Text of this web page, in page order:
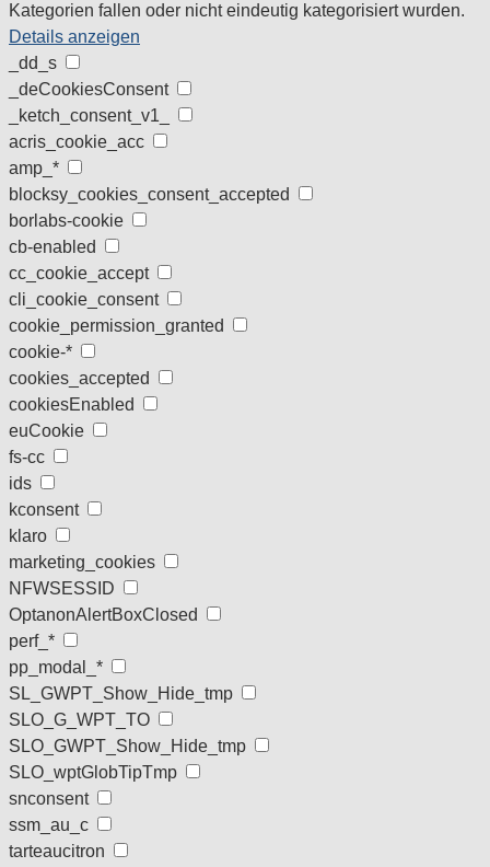
Kategorien fallen oder nicht eindeutig kategorisiert wurden.
Details anzeigen
_dd_s
_deCookiesConsent
_ketch_consent_v1_
acris_cookie_acc
amp_*
blocksy_cookies_consent_accepted
borlabs-cookie
cb-enabled
cc_cookie_accept
cli_cookie_consent
cookie_permission_granted
cookie-*
cookies_accepted
cookiesEnabled
euCookie
fs-cc
ids
kconsent
klaro
marketing_cookies
NFWSESSID
OptanonAlertBoxClosed
perf_*
pp_modal_*
SL_GWPT_Show_Hide_tmp
SLO_G_WPT_TO
SLO_GWPT_Show_Hide_tmp
SLO_wptGlobTipTmp
snconsent
ssm_au_c
tarteaucitron